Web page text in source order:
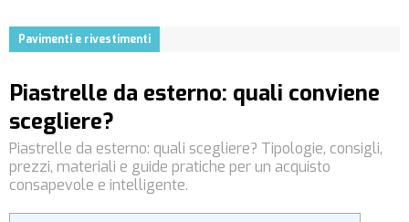
Pavimenti e rivestimenti
Piastrelle da esterno: quali conviene
scegliere?
Piastrelle da esterno: quali scegliere? Tipologie, consigli,
prezzi, materiali e guide pratiche per un acquisto
consapevole e intelligente.